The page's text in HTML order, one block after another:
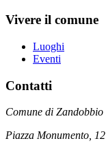
Vivere il comune
Luoghi
Eventi
Contatti
Comune di Zandobbio
Piazza Monumento, 12